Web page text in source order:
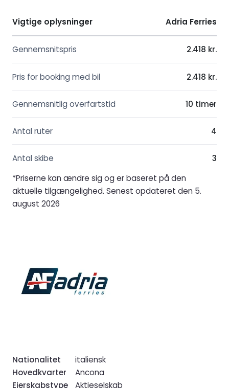
Vigtige oplysninger Adria Ferries
Gennemsnitspris 2.418 kr.
Pris for booking med bil 2.418 kr.
Gennemsnitlig overfartstid 10 timer
Antal ruter 4
Antal skibe
3
*Priserne kan ændre sig og er baseret på den
aktuelle tilgængelighed. Senest opdateret den 5.
august 2026
Nationalitet
italiensk
Hovedkvarter
Ancona
Ejerskabstype
Aktieselskab